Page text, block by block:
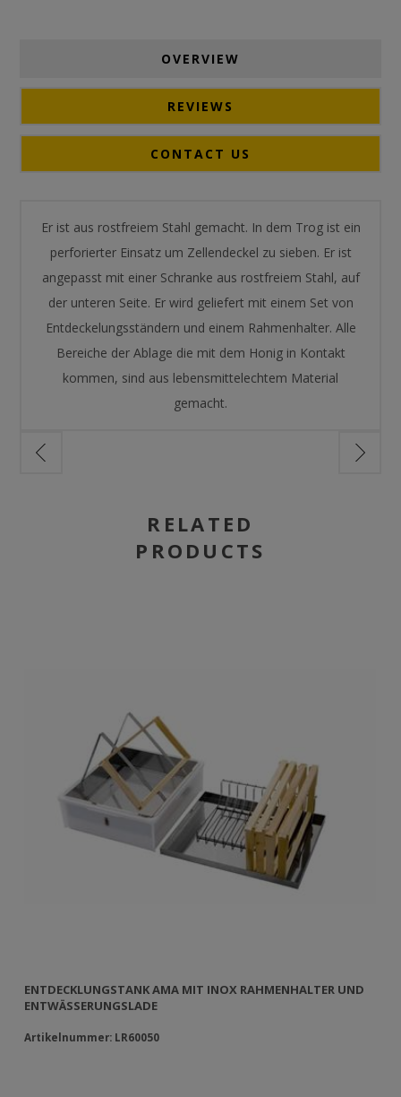
OVERVIEW
REVIEWS
CONTACT US
Er ist aus rostfreiem Stahl gemacht. In dem Trog ist ein
perforierter Einsatz um Zellendeckel zu sieben. Er ist
angepasst mit einer Schranke aus rostfreiem Stahl, auf
der unteren Seite. Er wird geliefert mit einem Set von
Entdeckelungsständern und einem Rahmenhalter. Alle
Bereiche der Ablage die mit dem Honig in Kontakt
kommen, sind aus lebensmittelechtem Material
gemacht.
RELATED
PRODUCTS
ENTDECKLUNGSTANK AMA MIT INOX RAHMENHALTER UND
ENTWÄSSERUNGSLADE
Artikelnummer: LR60050